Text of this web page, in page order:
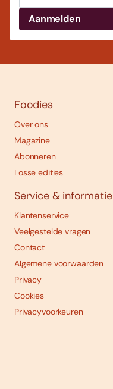
Foodies
Over ons
Magazine
Abonneren
Losse edities
Service & informatie
Klantenservice
Veelgestelde vragen
Contact
Algemene voorwaarden
Privacy
Cookies
Privacyvoorkeuren